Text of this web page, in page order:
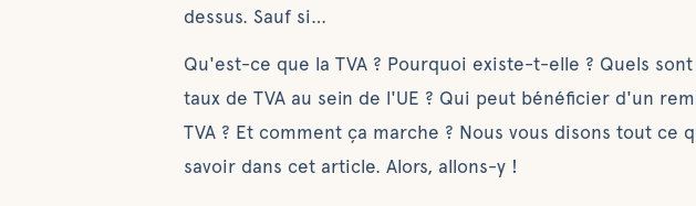
dessus. Sauf si…
Qu'est-ce que la TVA ? Pourquoi existe-t-elle ? Quels
taux de TVA au sein de l'UE ? Qui peut bénéficier d'un
TVA ? Et comment ça marche ? Nous vous disons tout ce
savoir dans cet article. Alors, allons-y !